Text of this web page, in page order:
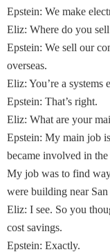
Epstein: We make
Eliz: Where do you
Epstein: We sell our
overseas.
Eliz: You’re a systems
Epstein: That’s right.
Eliz: What are your
Epstein: My main job
became involved in
My job was to find
were building near San
Eliz: I see. So you
cost savings.
Epstein: Exactly.